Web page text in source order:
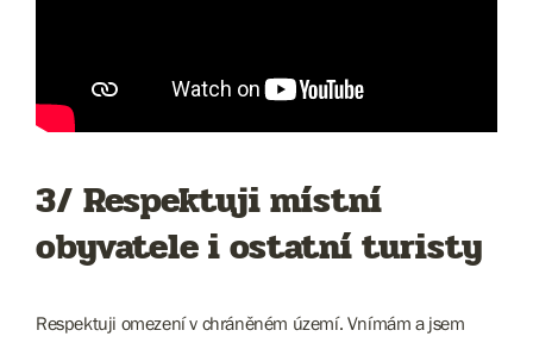
3/ Respektuji místní
obyvatele i ostatní turisty
Respektuji omezení v chráněném území. Vnímám a jsem